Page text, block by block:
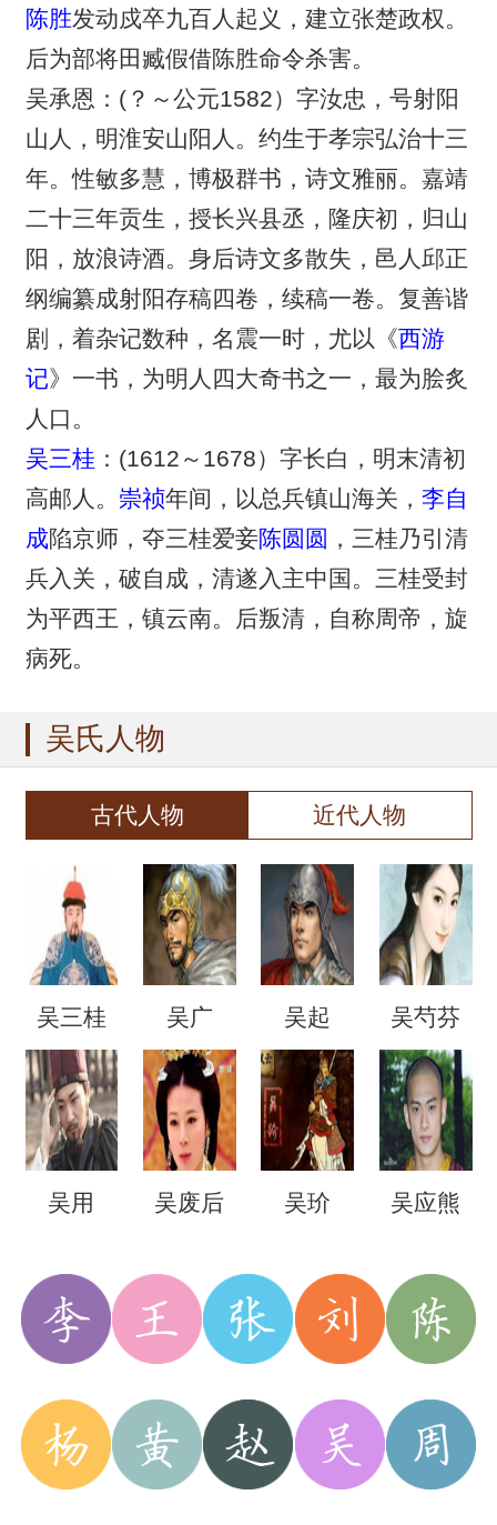
陈胜发动戍卒九百人起义，建立张楚政权。
后为部将田臧假借陈胜命令杀害。
吴承恩：(？～公元1582）字汝忠，号射阳
山人，明淮安山阳人。约生于孝宗弘治十三
年。性敏多慧，博极群书，诗文雅丽。嘉靖
二十三年贡生，授长兴县丞，隆庆初，归山
阳，放浪诗酒。身后诗文多散失，邑人邱正
纲编纂成射阳存稿四卷，续稿一卷。复善谐
剧，着杂记数种，名震一时，尤以《西游
记》一书，为明人四大奇书之一，最为脍炙
人口。
吴三桂 ：(1612～1678）字长白，明末清初
高邮人。 崇祯年间，以总兵镇山海关， 李自
成陷京师，夺三桂爱妾陈圆圆 ，三桂乃引清
兵入关，破自成，清遂入主中国。三桂受封
为平西王，镇云南。后叛清，自称周帝，旋
病死。
吴氏人物
古代人物 近代人物
吴三桂 吴广 吴起 吴芍芬
吴用 吴废后 吴玠 吴应熊